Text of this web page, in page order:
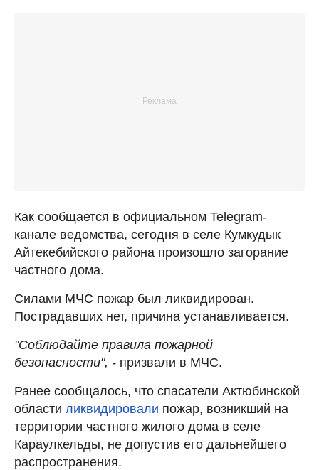
Как сообщается в официальном Telegram-
канале ведомства, сегодня в селе Кумкудык
Айтекебийского района произошло загорание
частного дома.
Силами МЧС пожар был ликвидирован.
Пострадавших нет, причина устанавливается.
"Соблюдайте правила пожарной
безопасности", - призвали в МЧС.
Ранее сообщалось, что спасатели Актюбинской
области ликвидировали пожар, возникший на
территории частного жилого дома в селе
Караулкельды, не допустив его дальнейшего
распространения.